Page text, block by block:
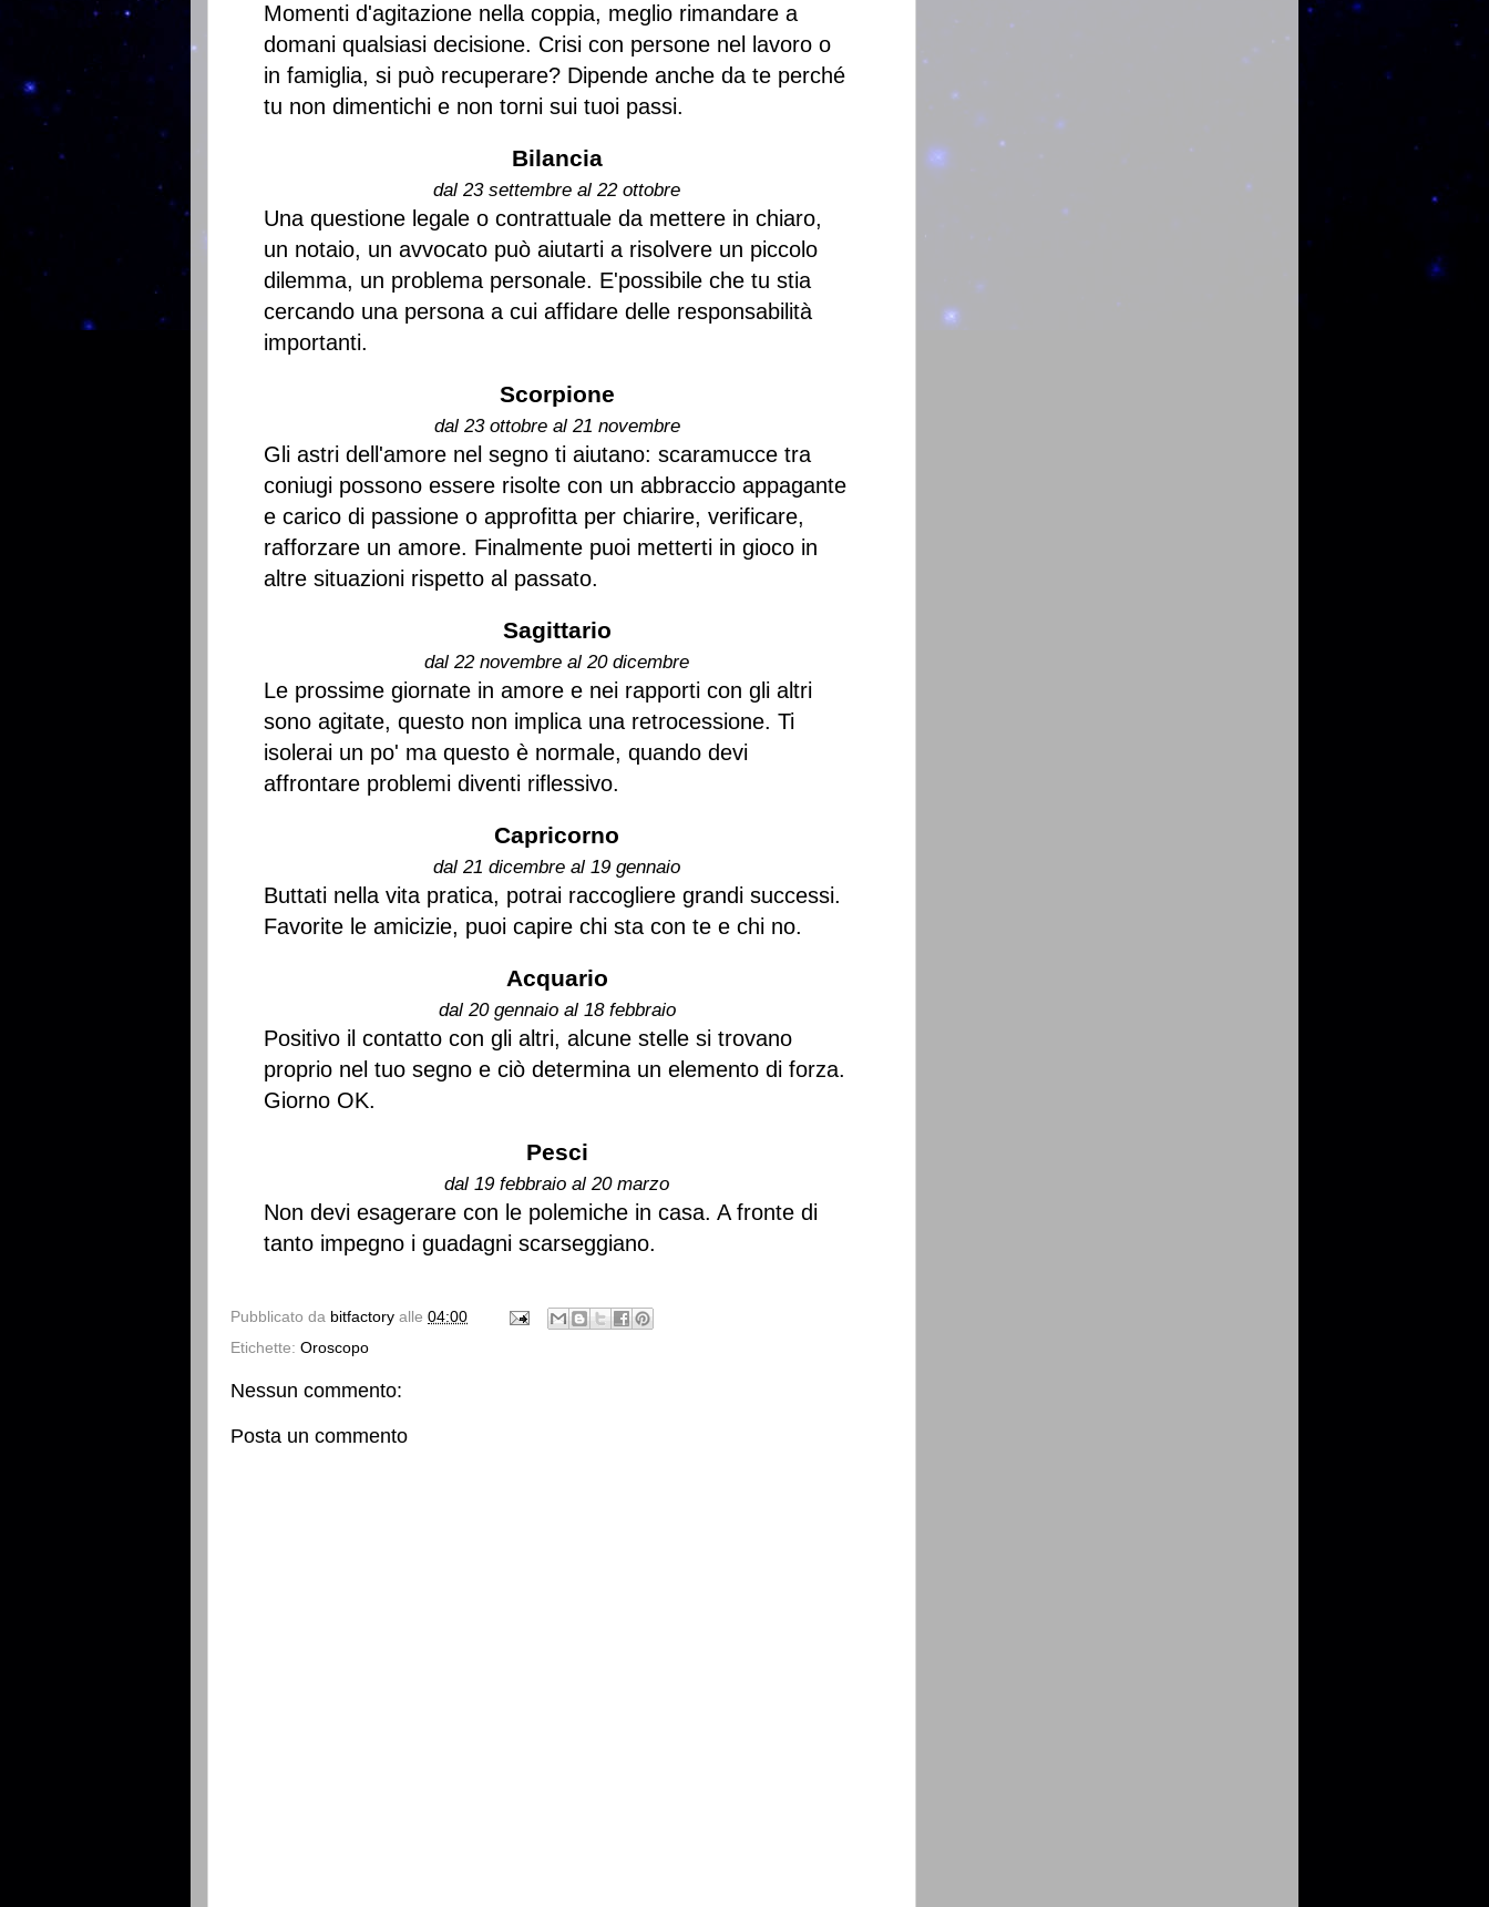
Momenti d'agitazione nella coppia, meglio rimandare a
domani qualsiasi decisione. Crisi con persone nel lavoro o
in famiglia, si può recuperare? Dipende anche da te perché
tu non dimentichi e non torni sui tuoi passi.
Bilancia
dal 23 settembre al 22 ottobre
Una questione legale o contrattuale da mettere in chiaro,
un notaio, un avvocato può aiutarti a risolvere un piccolo
dilemma, un problema personale. E'possibile che tu stia
cercando una persona a cui affidare delle responsabilità
importanti.
Scorpione
dal 23 ottobre al 21 novembre
Gli astri dell'amore nel segno ti aiutano: scaramucce tra
coniugi possono essere risolte con un abbraccio appagante
e carico di passione o approfitta per chiarire, verificare,
rafforzare un amore. Finalmente puoi metterti in gioco in
altre situazioni rispetto al passato.
Sagittario
dal 22 novembre al 20 dicembre
Le prossime giornate in amore e nei rapporti con gli altri
sono agitate, questo non implica una retrocessione. Ti
isolerai un po' ma questo è normale, quando devi
affrontare problemi diventi riflessivo.
Capricorno
dal 21 dicembre al 19 gennaio
Buttati nella vita pratica, potrai raccogliere grandi successi.
Favorite le amicizie, puoi capire chi sta con te e chi no.
Acquario
dal 20 gennaio al 18 febbraio
Positivo il contatto con gli altri, alcune stelle si trovano
proprio nel tuo segno e ciò determina un elemento di forza.
Giorno OK.
Pesci
dal 19 febbraio al 20 marzo
Non devi esagerare con le polemiche in casa. A fronte di
tanto impegno i guadagni scarseggiano.
Pubblicato da bitfactory alle 04:00
Etichette: Oroscopo
Nessun commento:
Posta un commento